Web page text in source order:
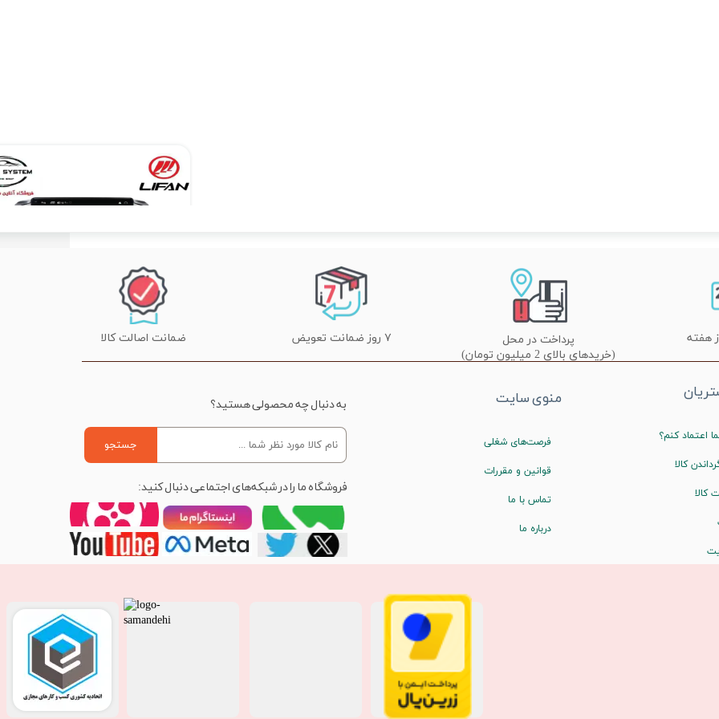
پرداخت در محل
(خریدهای بالای 2 میلیون تومان)
۷ روز ضمانت تعویض ضمانت اصالت کالا
اعتماد کنم؟
کالا
کالا
منوی سایت
فرصت‌های شغلی
قوانین و مقررات
تماس با ما
درباره ما
به دنبال چه محصولی هستید؟
جستجو
فروشگاه ما را در شبکه‌های اجتماعی دنبال کنید: